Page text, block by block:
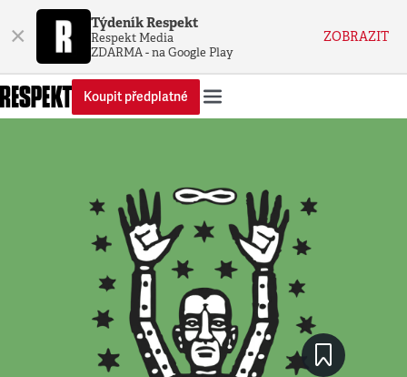
× Týdeník Respekt
Respekt Media
ZDARMA - na Google Play
ZOBRAZIT
Koupit předplatné